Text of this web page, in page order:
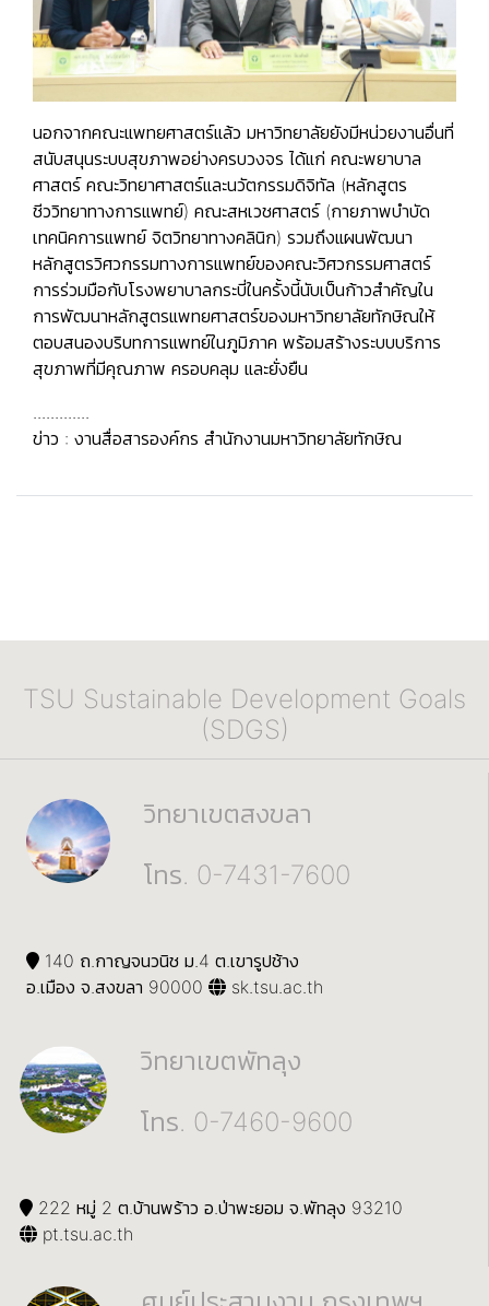
นอกจากคณะแพทยศาสตร์แล้ว มหาวิทยาลัยยังมีหน่วยงานอื่นที่
สนับสนุนระบบสุขภาพอย่างครบวงจร ได้แก่ คณะพยาบาล
ศาสตร์ คณะวิทยาศาสตร์และนวัตกรรมดิจิทัล (หลักสูตร
ชีววิทยาทางการแพทย์) คณะสหเวชศาสตร์ (กายภาพบำบัด
เทคนิคการแพทย์ จิตวิทยาทางคลินิก) รวมถึงแผนพัฒนา
หลักสูตรวิศวกรรมทางการแพทย์ของคณะวิศวกรรมศาสตร์
การร่วมมือกับโรงพยาบาลกระบี่ในครั้งนี้นับเป็นก้าวสำคัญใน
การพัฒนาหลักสูตรแพทยศาสตร์ของมหาวิทยาลัยทักษิณให้
ตอบสนองบริบทการแพทย์ในภูมิภาค พร้อมสร้างระบบบริการ
สุขภาพที่มีคุณภาพ ครอบคลุม และยั่งยืน
.............
ข่าว : งานสื่อสารองค์กร สำนักงานมหาวิทยาลัยทักษิณ
TSU Sustainable Development Goals
(SDGS)
วิทยาเขตสงขลา
โทร. 0-7431-7600
140 ถ.กาญจนวนิช ม.4 ต.เขารูปช้าง
อ.เมือง จ.สงขลา 90000
sk.tsu.ac.th
วิทยาเขตพัทลุง
โทร. 0-7460-9600
222 หมู่ 2 ต.บ้านพร้าว อ.ป่าพะยอม จ.พัทลุง 93210
pt.tsu.ac.th